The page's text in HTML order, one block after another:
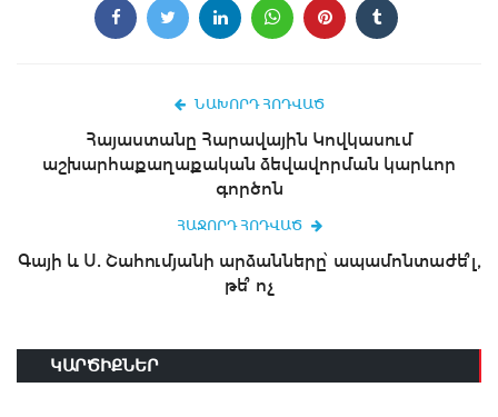
ՆԱԽՈՐԴ ՀՈԴՎԱԾ
Հայաստանը Հարավային Կովկասում
աշխարհաքաղաքական ձեվավորման կարևոր
գործոն
ՀԱՋՈՐԴ ՀՈԴՎԱԾ
Գայի և Ս. Շահումյանի արձանները՝ ապամոնտաժե՞լ,
թե՞ ոչ
ԿԱՐԾԻՔՆԵՐ